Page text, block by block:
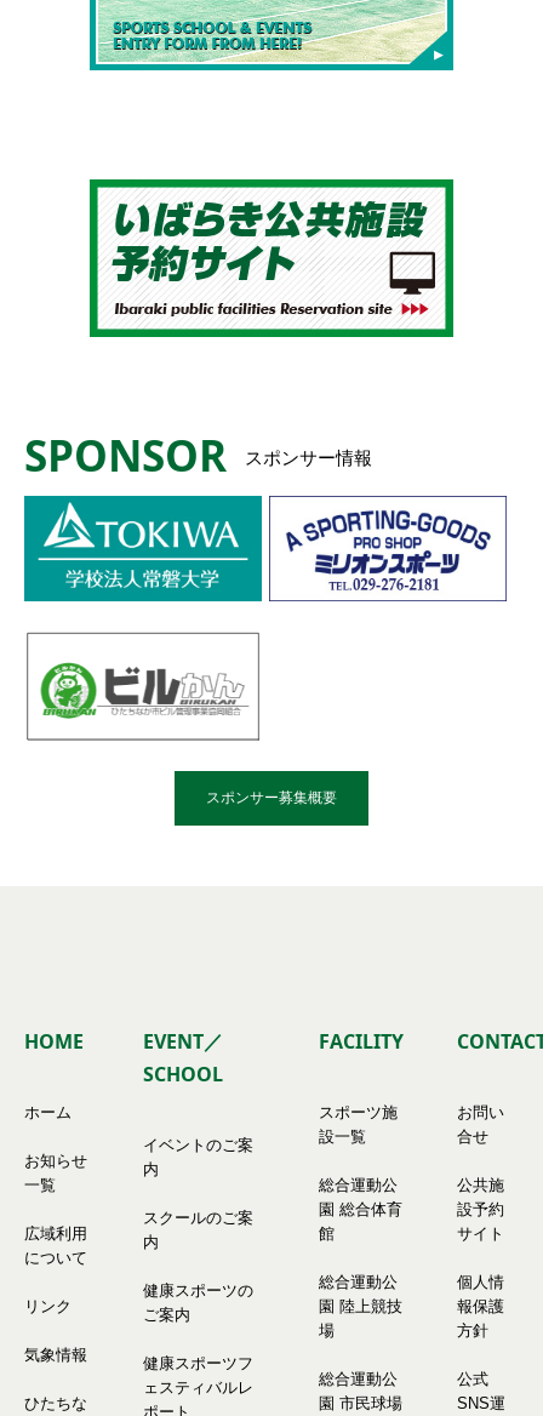
SPONSOR スポンサー情報
スポンサー募集概要
HOME
ホーム
お知らせ
一覧
広域利用
について
リンク
気象情報
ひたちな
EVENT／
SCHOOL
イベントのご案
内
スクールのご案
内
健康スポーツの
ご案内
健康スポーツフ
ェスティバルレ
ポート
FACILITY
スポーツ施
設一覧
総合運動公
園 総合体育
館
総合運動公
園 陸上競技
場
総合運動公
園 市民球場
お問い
合せ
公共施
設予約
サイト
個人情
報保護
方針
公式
SNS運